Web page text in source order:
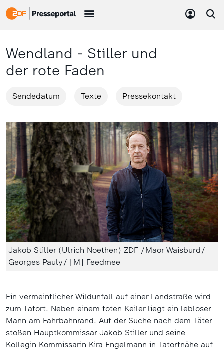
Wendland - Stiller und
der rote Faden
Sendedatum Texte Pressekontakt
Jakob Stiller (Ulrich Noethen) ZDF /Maor Waisburd/
Georges Pauly/ [M] Feedmee
Ein vermeintlicher Wildunfall auf einer Landstraße wird
zum Tatort. Neben einem toten Keiler liegt ein lebloser
Mann am Fahrbahnrand. Auf der Suche nach dem Täter
stoßen Hauptkommissar Jakob Stiller und seine
Kollegin Kommissarin Kira Engelmann in Tatortnähe auf